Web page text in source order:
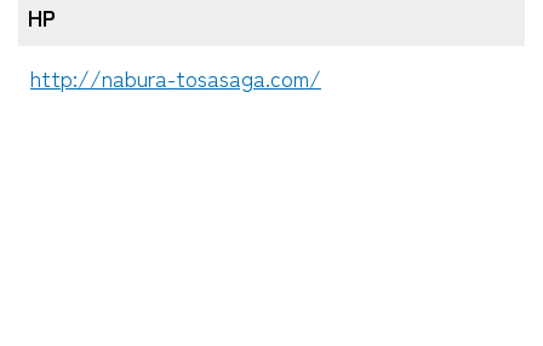
HP
http://nabura-tosasaga.com/